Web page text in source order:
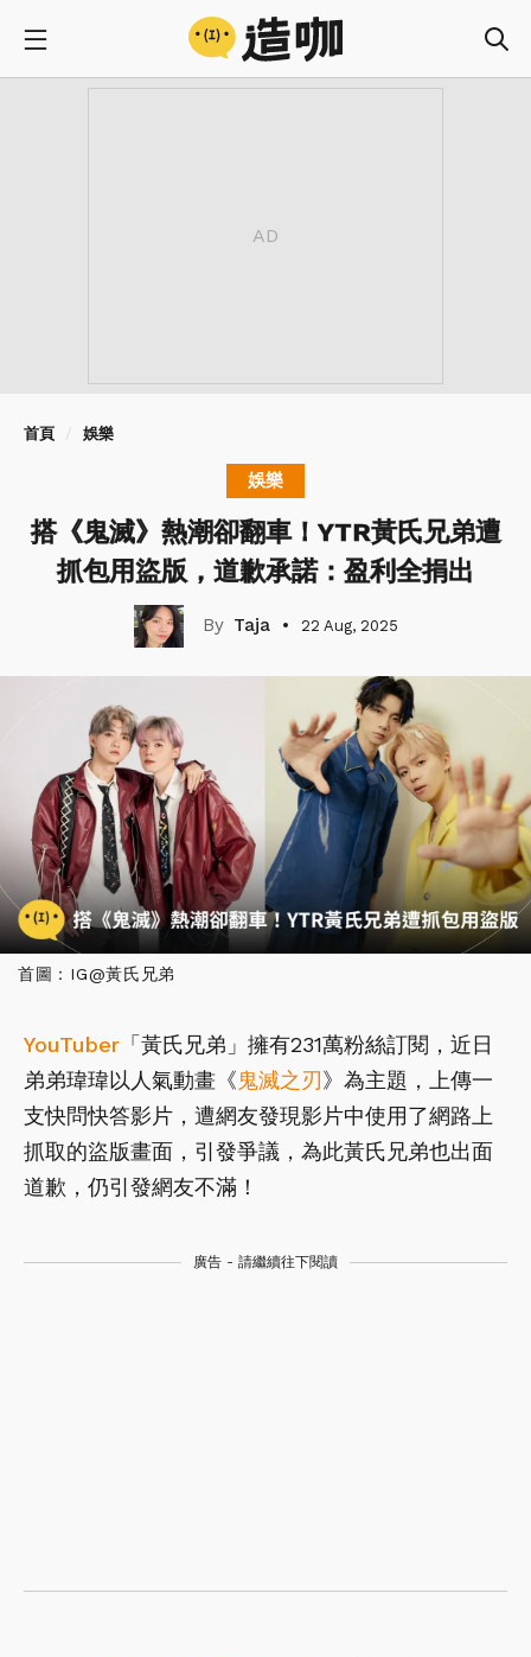
首頁 娛樂
娛樂
搭《鬼滅》熱潮卻翻車！YTR黃氏兄弟遭
抓包用盜版，道歉承諾：盈利全捐出
Taja 22 Aug, 2025
首圖：IG@黃氏兄弟
YouTuber 「黃氏兄弟」擁有231萬粉絲訂閱，近日
弟弟瑋瑋以人氣動畫《鬼滅之刃》為主題，上傳一
支快問快答影片，遭網友發現影片中使用了網路上
抓取的盜版畫面，引發爭議，為此黃氏兄弟也出面
道歉，仍引發網友不滿！
廣告 - 請繼續往下閱讀